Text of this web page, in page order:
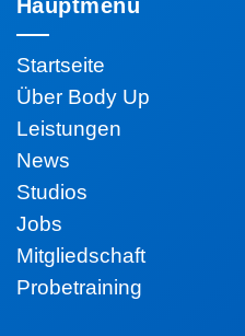
Hauptmenü
Startseite
Über Body Up
Leistungen
News
Studios
Jobs
Mitgliedschaft
Probetraining